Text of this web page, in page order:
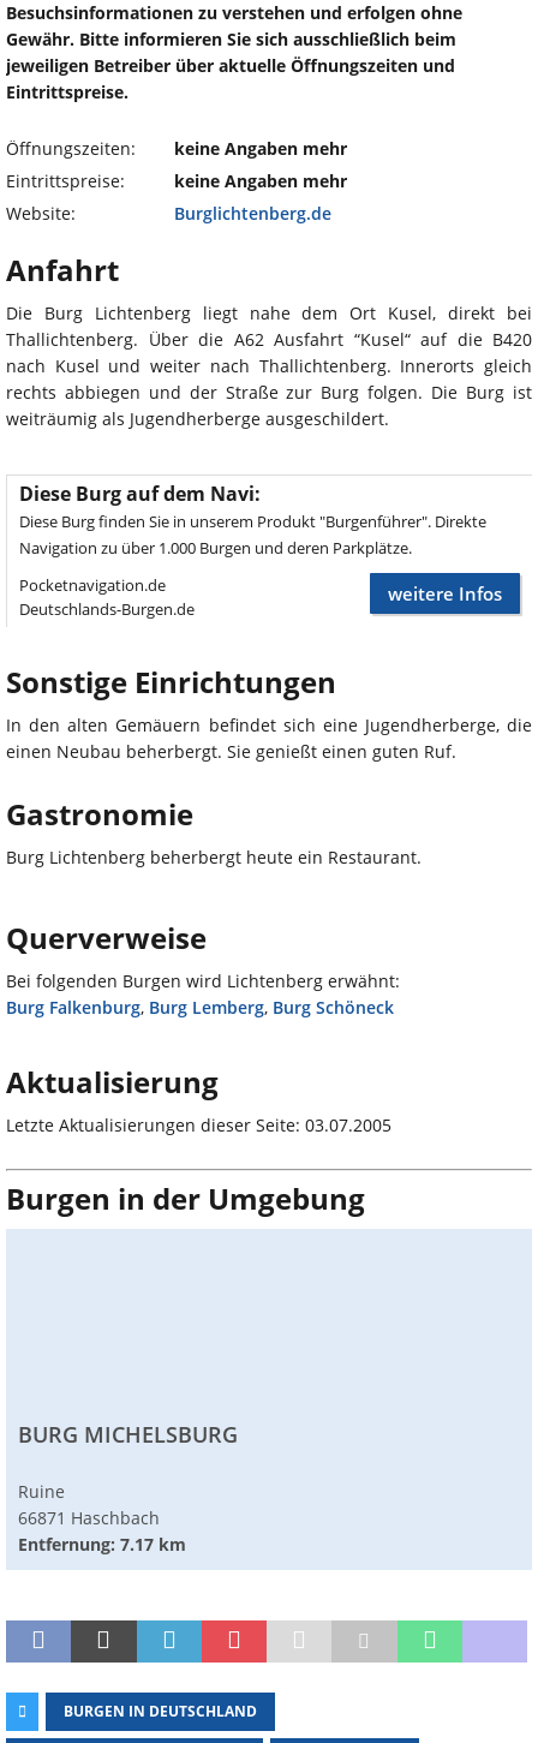
Besuchsinformationen zu verstehen und erfolgen ohne
Gewähr. Bitte informieren Sie sich ausschließlich beim
jeweiligen Betreiber über aktuelle Öffnungszeiten und
Eintrittspreise.
Öffnungszeiten:
keine Angaben mehr
Eintrittspreise:
keine Angaben mehr
Website:
Burglichtenberg.de
Anfahrt
Die Burg Lichtenberg liegt nahe dem Ort Kusel, direkt bei
Thallichtenberg. Über die A62 Ausfahrt “Kusel“ auf die B420
nach Kusel und weiter nach Thallichtenberg. Innerorts gleich
rechts abbiegen und der Straße zur Burg folgen. Die Burg ist
weiträumig als Jugendherberge ausgeschildert.
Diese Burg auf dem Navi:
Diese Burg finden Sie in unserem Produkt "Burgenführer". Direkte
Navigation zu über 1.000 Burgen und deren Parkplätze.
Pocketnavigation.de
Deutschlands-Burgen.de
weitere Infos
Sonstige Einrichtungen
In den alten Gemäuern befindet sich eine Jugendherberge, die
einen Neubau beherbergt. Sie genießt einen guten Ruf.
Gastronomie
Burg Lichtenberg beherbergt heute ein Restaurant.
Querverweise
Bei folgenden Burgen wird Lichtenberg erwähnt:
Burg Falkenburg, Burg Lemberg, Burg Schöneck
Aktualisierung
Letzte Aktualisierungen dieser Seite: 03.07.2005
Burgen in der Umgebung
BURG MICHELSBURG
Ruine
66871 Haschbach
Entfernung: 7.17 km
BURGEN IN DEUTSCHLAND